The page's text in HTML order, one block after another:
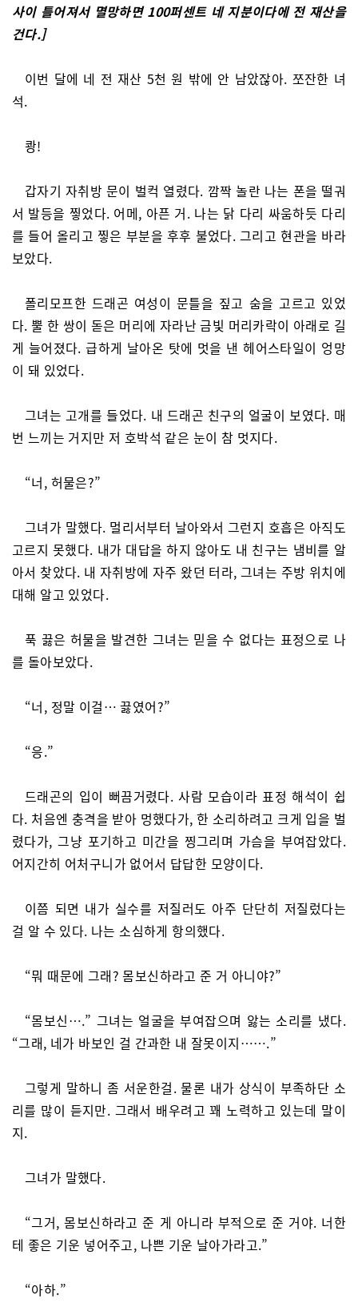
사이 틀어져서 멸망하면 100퍼센트 네 지분이다에 전 재산을
건다.]
이번 달에 네 전 재산 5천 원 밖에 안 남았잖아. 쪼잔한 녀
석.
쾅!
갑자기 자취방 문이 벌컥 열렸다. 깜짝 놀란 나는 폰을 떨궈
서 발등을 찧었다. 어메, 아픈 거. 나는 닭 다리 싸움하듯 다리
를 들어 올리고 찧은 부분을 후후 불었다. 그리고 현관을 바라
보았다.
폴리모프한 드래곤 여성이 문틀을 짚고 숨을 고르고 있었
다. 뿔 한 쌍이 돋은 머리에 자라난 금빛 머리카락이 아래로 길
게 늘어졌다. 급하게 날아온 탓에 멋을 낸 헤어스타일이 엉망
이 돼 있었다.
그녀는 고개를 들었다. 내 드래곤 친구의 얼굴이 보였다. 매
번 느끼는 거지만 저 호박석 같은 눈이 참 멋지다.
“너, 허물은?”
그녀가 말했다. 멀리서부터 날아와서 그런지 호흡은 아직도
고르지 못했다. 내가 대답을 하지 않아도 내 친구는 냄비를 알
아서 찾았다. 내 자취방에 자주 왔던 터라, 그녀는 주방 위치에
대해 알고 있었다.
푹 끓은 허물을 발견한 그녀는 믿을 수 없다는 표정으로 나
를 돌아보았다.
“너, 정말 이걸… 끓였어?”
“응.”
드래곤의 입이 뻐끔거렸다. 사람 모습이라 표정 해석이 쉽
다. 처음엔 충격을 받아 멍했다가, 한 소리하려고 크게 입을 벌
렸다가, 그냥 포기하고 미간을 찡그리며 가슴을 부여잡았다.
어지간히 어처구니가 없어서 답답한 모양이다.
이쯤 되면 내가 실수를 저질러도 아주 단단히 저질렀다는
걸 알 수 있다. 나는 소심하게 항의했다.
“뭐 때문에 그래? 몸보신하라고 준 거 아니야?”
“몸보신….” 그녀는 얼굴을 부여잡으며 앓는 소리를 냈다.
“그래, 네가 바보인 걸 간과한 내 잘못이지…….”
그렇게 말하니 좀 서운한걸. 물론 내가 상식이 부족하단 소
리를 많이 듣지만. 그래서 배우려고 꽤 노력하고 있는데 말이
지.
그녀가 말했다.
“그거, 몸보신하라고 준 게 아니라 부적으로 준 거야. 너한
테 좋은 기운 넣어주고, 나쁜 기운 날아가라고.”
“아하.”